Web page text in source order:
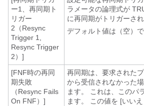
ー1、再同期ト
リガー
2（Resync
Trigger 1,
Resync Trigger
2）]
ラメータの論理式が
に再同期がトリガーされ
デフォルト値は（空）で
[FNF時の再同
期失敗
（Resync Fails
On FNF）]
再同期は、要求された
から受信されなかった
ます。 これは、このパ
ます。 この値を [いい